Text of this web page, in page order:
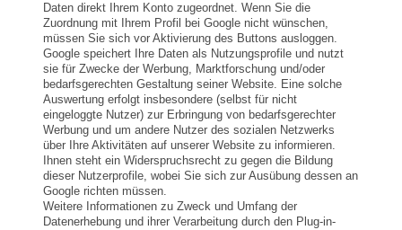
Daten direkt Ihrem Konto zugeordnet. Wenn Sie die
Zuordnung mit Ihrem Profil bei Google nicht wünschen,
müssen Sie sich vor Aktivierung des Buttons ausloggen.
Google speichert Ihre Daten als Nutzungsprofile und nutzt
sie für Zwecke der Werbung, Marktforschung und/oder
bedarfsgerechten Gestaltung seiner Website. Eine solche
Auswertung erfolgt insbesondere (selbst für nicht
eingeloggte Nutzer) zur Erbringung von bedarfsgerechter
Werbung und um andere Nutzer des sozialen Netzwerks
über Ihre Aktivitäten auf unserer Website zu informieren.
Ihnen steht ein Widerspruchsrecht zu gegen die Bildung
dieser Nutzerprofile, wobei Sie sich zur Ausübung dessen an
Google richten müssen.
Weitere Informationen zu Zweck und Umfang der
Datenerhebung und ihrer Verarbeitung durch den Plug-in-